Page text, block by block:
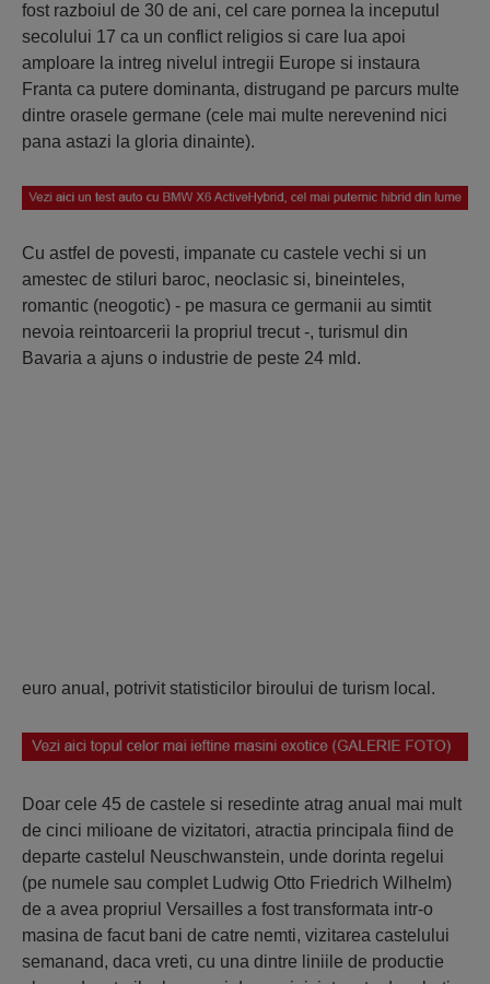
fost razboiul de 30 de ani, cel care pornea la inceputul
secolului 17 ca un conflict religios si care lua apoi
amploare la intreg nivelul intregii Europe si instaura
Franta ca putere dominanta, distrugand pe parcurs multe
dintre orasele germane (cele mai multe nerevenind nici
pana astazi la gloria dinainte).
Cu astfel de povesti, impanate cu castele vechi si un
amestec de stiluri baroc, neoclasic si, bineinteles,
romantic (neogotic) - pe masura ce germanii au simtit
nevoia reintoarcerii la propriul trecut -, turismul din
Bavaria a ajuns o industrie de peste 24 mld.
euro anual, potrivit statisticilor biroului de turism local.
Doar cele 45 de castele si resedinte atrag anual mai mult
de cinci milioane de vizitatori, atractia principala fiind de
departe castelul Neuschwanstein, unde dorinta regelui
(pe numele sau complet Ludwig Otto Friedrich Wilhelm)
de a avea propriul Versailles a fost transformata intr-o
masina de facut bani de catre nemti, vizitarea castelului
semanand, daca vreti, cu una dintre liniile de productie